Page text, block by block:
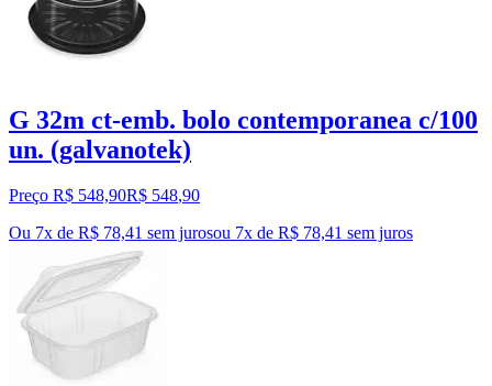
G 32m ct-emb. bolo contemporanea c/100
un. (galvanotek)
Preço R$ 548,90R$ 548,90
Ou 7x de R$ 78,41 sem jurosou 7x de R$ 78,41 sem juros